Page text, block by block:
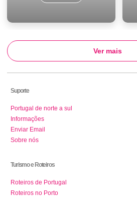
Ver mais
Suporte
Portugal de norte a sul
Informações
Enviar Email
Sobre nós
Turismo e Roteiros
Roteiros de Portugal
Roteiros no Porto